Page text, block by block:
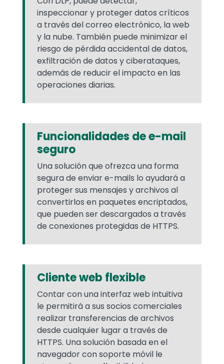
inspeccionar y proteger datos críticos
a través del correo electrónico, la web
y la nube. También puede minimizar el
riesgo de pérdida accidental de datos,
exfiltración de datos y ciberataques,
además de reducir el impacto en las
operaciones diarias.
Funcionalidades de e-mail
seguro
Una solución que ofrezca una forma
segura de enviar e-mails lo ayudará a
proteger sus mensajes y archivos al
convertirlos en paquetes encriptados,
que pueden ser descargados a través
de conexiones protegidas de HTTPS.
Cliente web flexible
Contar con una interfaz web intuitiva
le permitirá a sus socios comerciales
realizar transferencias de archivos
desde cualquier lugar a través de
HTTPS. Una solución basada en el
navegador con soporte móvil le